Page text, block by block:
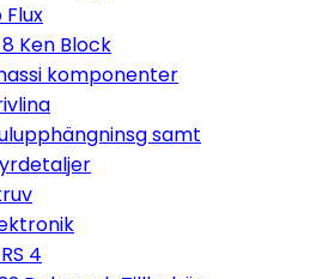
Flux
Ken Block
komponenter
samt
4